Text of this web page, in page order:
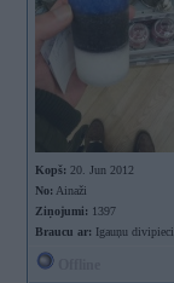
Kopš: 20. Jun 2012
No: Ainaži
Ziņojumi: 1397
Braucu ar: Igauņu divipieci